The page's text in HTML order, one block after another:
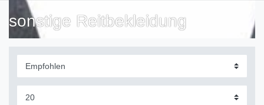
sonstige Reitbekleidung